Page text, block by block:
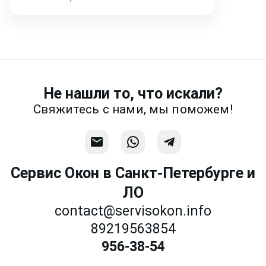
Связаться
Не нашли то, что искали?
Свяжитесь с нами, мы поможем!
Сервис Окон в Санкт-Петербурге и
ЛО
contact@servisokon.info
89219563854
956-38-54